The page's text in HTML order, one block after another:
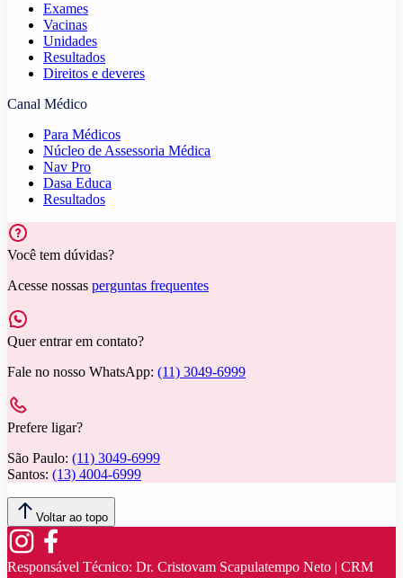
Exames
Vacinas
Unidades
Resultados
Direitos e deveres
Canal Médico
Para Médicos
Núcleo de Assessoria Médica
Nav Pro
Dasa Educa
Resultados
Você tem dúvidas?
Acesse nossas perguntas frequentes
Quer entrar em contato?
Fale no nosso WhatsApp: (11) 3049-6999
Prefere ligar?
São Paulo: (11) 3049-6999
Santos: (13) 4004-6999
Voltar ao topo
Responsável Técnico: Dr. Cristovam Scapulatempo Neto | CRM